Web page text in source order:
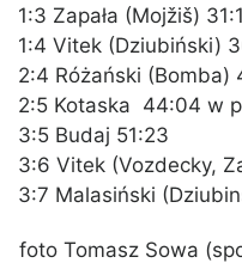
1:3 Zapała (Mojžiš)
1:4 Vitek (Dziubiński)
2:4 Różański (Bomba)
2:5 Kotaska 44:04 w
3:5 Budaj 51:23
3:6 Vitek (Vozdecky,
3:7 Malasiński
foto Tomasz Sowa